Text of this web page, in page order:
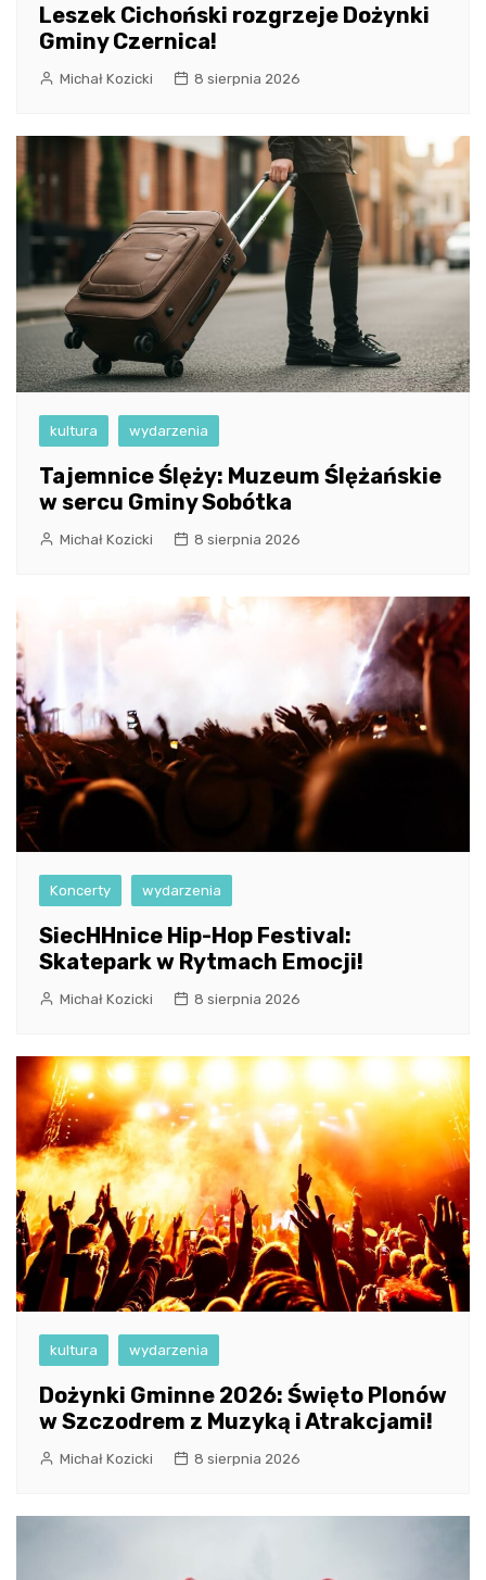
Leszek Cichoński rozgrzeje Dożynki
Gminy Czernica!
Michał Kozicki 8 sierpnia 2026
kultura wydarzenia
Tajemnice Ślęży: Muzeum Ślężańskie
w sercu Gminy Sobótka
Michał Kozicki 8 sierpnia 2026
Koncerty wydarzenia
SiecHHnice Hip-Hop Festival:
Skatepark w Rytmach Emocji!
Michał Kozicki 8 sierpnia 2026
kultura wydarzenia
Dożynki Gminne 2026: Święto Plonów
w Szczodrem z Muzyką i Atrakcjami!
Michał Kozicki 8 sierpnia 2026